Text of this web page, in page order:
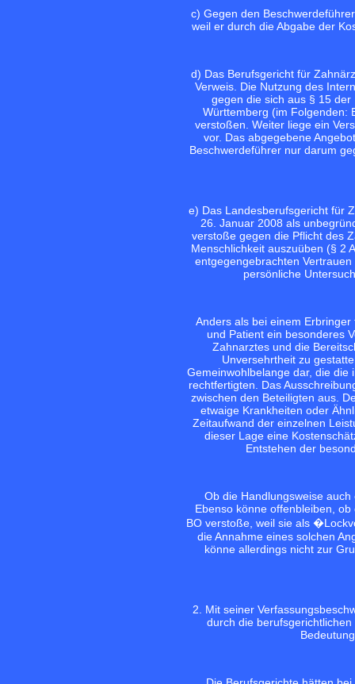
c) Gegen den
weil er durch die Abgabe der
d) Das Berufsgericht für
Verweis. Die Nutzung des
gegen die sich aus § 15
Württemberg (im Folgenden:
verstoßen. Weiter liege ein
vor. Das abgegebene
Beschwerdeführer nur darum
e) Das Landesberufsgericht für
26. Januar 2008 als
verstoße gegen die Pflicht des
Menschlichkeit auszuüben (§ 2
entgegengebrachten
persönliche
Anders als bei einem
und Patient ein besonderes
Zahnarztes und die
Unversehrtheit zu
Gemeinwohlbelange dar, die
rechtfertigten. Das
zwischen den Beteiligten aus.
etwaige Krankheiten oder
Zeitaufwand der einzelnen
dieser Lage eine
Entstehen der
Ob die Handlungsweise
Ebenso könne offenbleiben,
BO verstoße, weil sie als
die Annahme eines solchen
könne allerdings nicht zur
2. Mit seiner
durch die